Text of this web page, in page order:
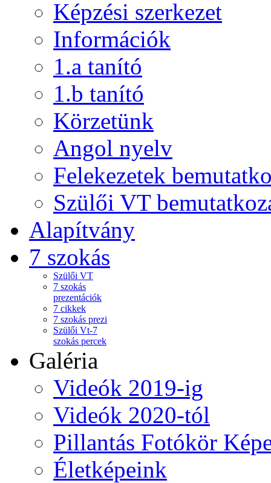
Képzési szerkezet
Információk
1.a tanító
1.b tanító
Körzetünk
Angol nyelv
Felekezetek
Szülői VT
Alapítvány
7 szokás
Szülői VT
7 szokás
prezentációk
7 cikkek
7 szokás prezi
Szülői Vt-7
szokás percek
Galéria
Videók 2019-ig
Videók 2020-tól
Pillantás Fotókör
Életképeink